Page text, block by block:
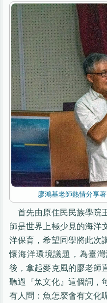
廖鴻基老師熱情分享
首先由原住民民族學院
師是世界上極少見的海洋
洋保育，希望同學將此次
懷海洋環境議題，為臺
後，拿起麥克風的廖老師
聽過『魚文化』這個詞，
有人問：魚怎麼會有文化